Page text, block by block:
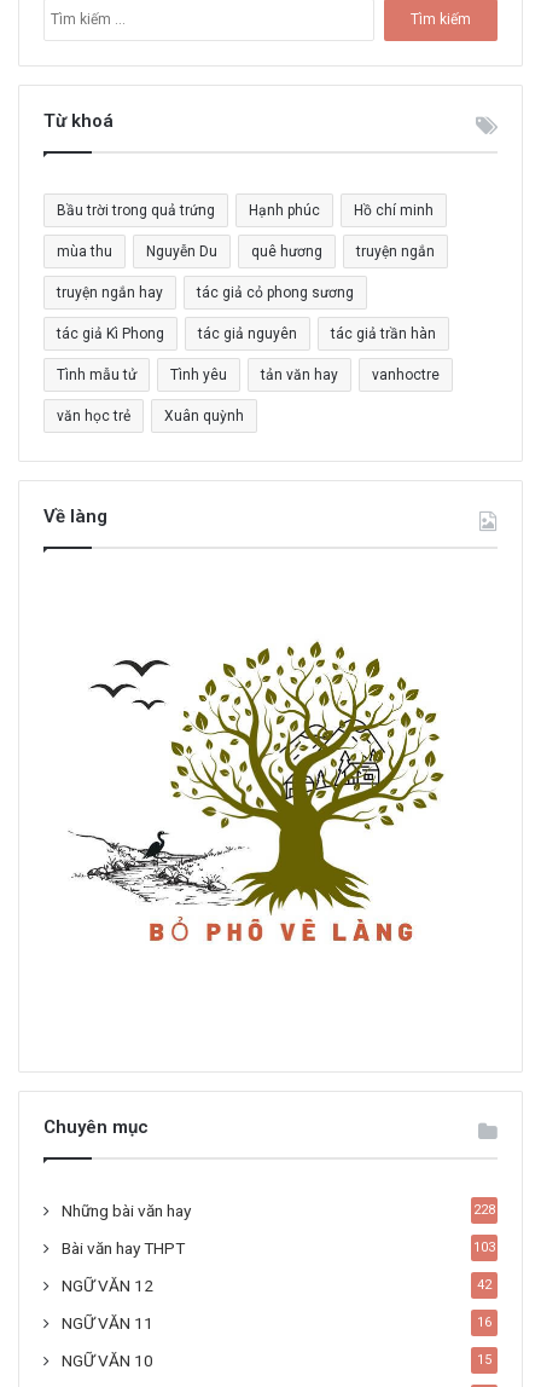
m
k
c
h
o
:
Từ khoá
Bầu trời trong quả trứng Hạnh phúc Hồ chí minh
mùa thu Nguyễn Du quê hương truyện ngắn
truyện ngắn hay tác giả cỏ phong sương
tác giả Kì Phong tác giả nguyên tác giả trần hàn
Tình mẫu tử Tình yêu tản văn hay vanhoctre
văn học trẻ Xuân quỳnh
Về làng
Chuyên mục
Những bài văn hay 228
Bài văn hay THPT 103
NGỮ VĂN 12 42
NGỮ VĂN 11 16
NGỮ VĂN 10 15